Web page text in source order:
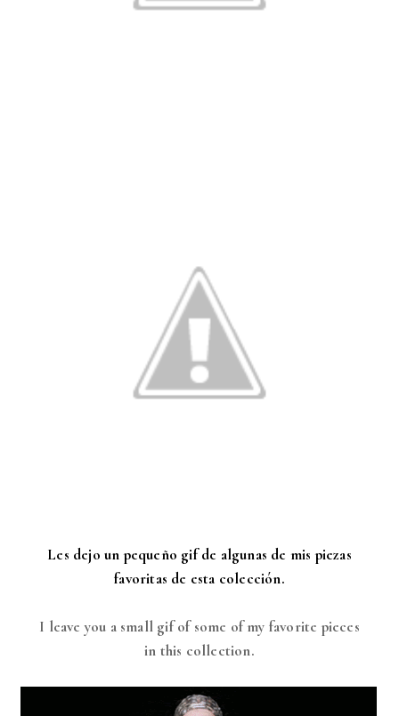
Les dejo un pequeño gif de algunas de mis piezas
favoritas de esta colección.
I leave you a small gif of some of my favorite pieces
in this collection.